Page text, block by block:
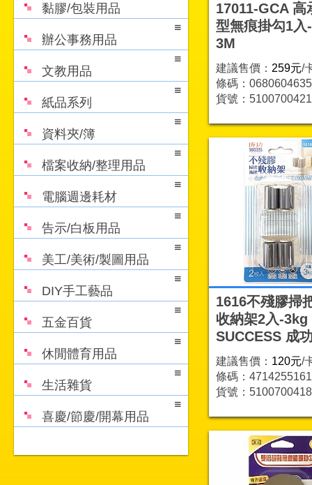
黏膠/包裝用品
辦公事務用品
文教用品
紙品系列
資料夾/簿
檔案收納/整理用品
電腦週邊耗材
告示/白板用品
美工/美術/製圖用品
DIY手工藝品
五金百貨
休閒體育用品
生活雜貨
喜慶/節慶/開幕用品
17011-GCA 高
型無痕掛勾1入
3M
建議售價： 259元/
條碼：
貨號：5100700421
1616不殘膠掃
收納架2入-3kg
SUCCESS 成
建議售價： 120元/
條碼：
貨號：5100700418